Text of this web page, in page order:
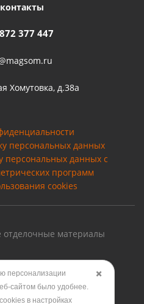
377 447
Хомутовка, д.38а
персональных данных
персональных данных с
программ
cookies
материалы
для печати
✖️
персонализации
сайтом было удобнее.
в настройках